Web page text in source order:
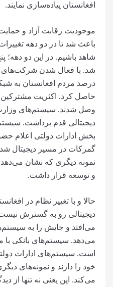
افغانستان پیاده‌سازی نمایند.
موجودیت رقابت آزاد و
باعث شد تا در دو دهه
شاهد باشیم‌. در این دو دهه؛
درصد مردم افغانستان به
حاصل کرد. اکثریت مشترکین
وصل شدند. سیستم‌های
دیجیتالی قدم برداشت.
بخش ادارات دولتی اعلام
گمرکات در مسیر دیجیتال
نمونه دیگری که نشان
و توسعه قرار داشت.
حالا و با تغییر نظام در
دیجیتالی رو به گسترش
می‌افتد و جایش را به
می‌دهد. سیستم‌های بانکی با
است. سیستم‌های ادارات
خود را دارند و نمونه‌های
می‌کند. این یعنی نه تنها از